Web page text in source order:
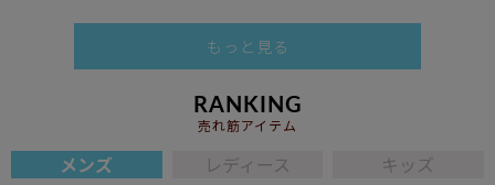
もっと見る
RANKING
売れ筋アイテム
メンズ レディース キッズ